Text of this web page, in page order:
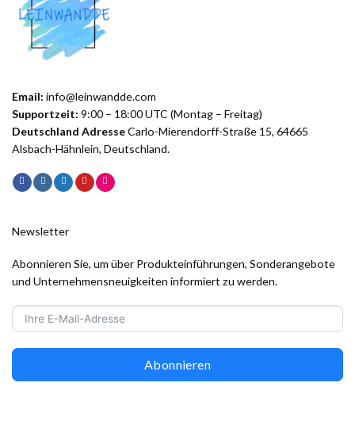
Email: info@leinwandde.com
Supportzeit: 9:00 – 18:00 UTC (Montag – Freitag)
Deutschland AdresseCarlo-Mierendorff-Straße 15, 64665
Alsbach-Hähnlein, Deutschland.
Newsletter
Abonnieren Sie, um über Produkteinführungen, Sonderangebote
und Unternehmensneuigkeiten informiert zu werden.
Abonnieren